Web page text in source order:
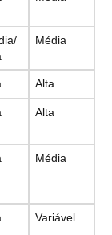
Média
Alta
Alta
Média
Variável